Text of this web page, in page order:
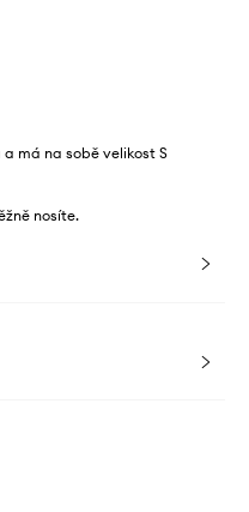
má na sobě velikost S
nosíte.